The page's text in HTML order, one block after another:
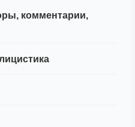
комментарии,